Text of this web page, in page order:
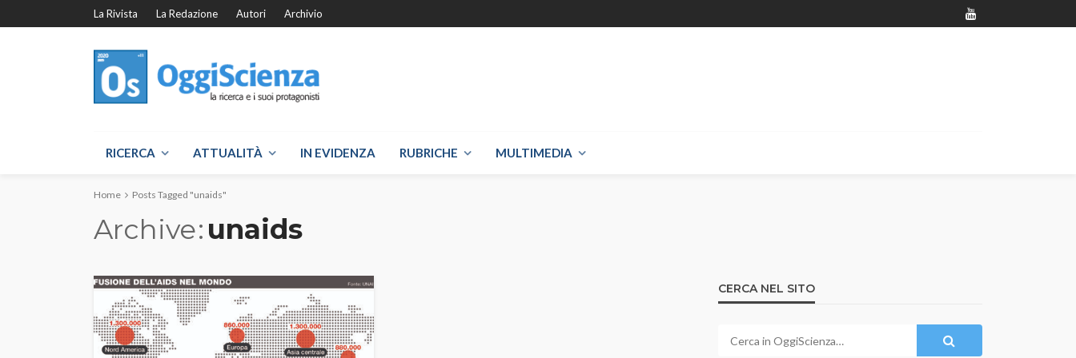
La Rivista La Redazione Autori Archivio
RICERCA ATTUALITÀ IN EVIDENZA RUBRICHE MULTIMEDIA
Home Posts Tagged "unaids"
Archive unaids
CERCA NEL SITO